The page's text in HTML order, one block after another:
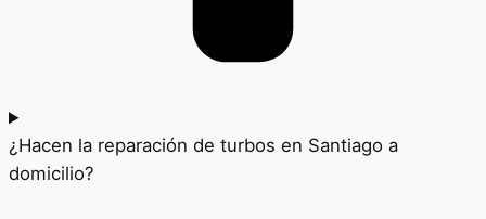
¿Hacen la reparación de turbos en Santiago a
domicilio?